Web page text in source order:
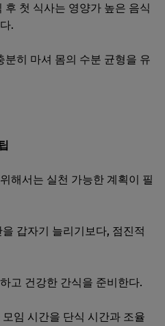
후 첫 식사는 영양가 높은 음식
.
분히 마셔 몸의 수분 균형을 유
해서는 실천 가능한 계획이 필
갑자기 늘리기보다, 점진적
고 건강한 간식을 준비한다.
임 시간을 단식 시간과 조율